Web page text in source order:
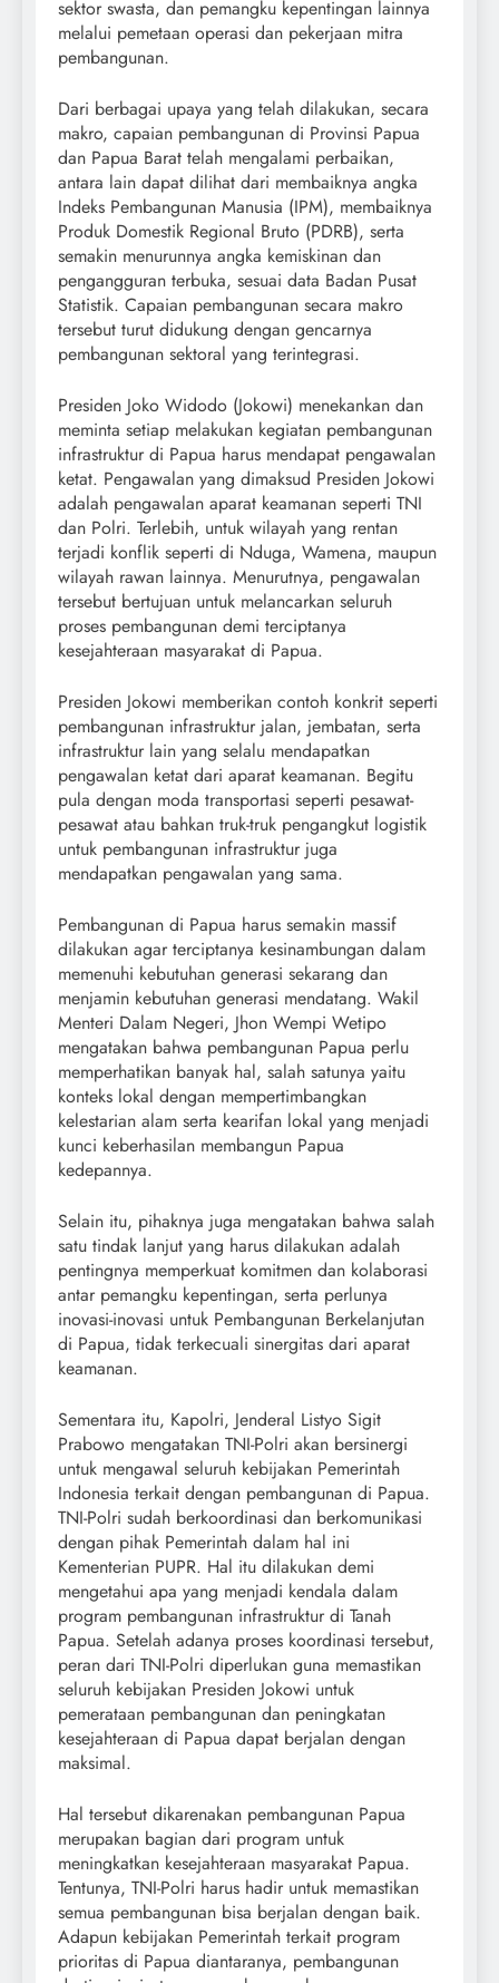
sektor swasta, dan pemangku kepentingan lainnya
melalui pemetaan operasi dan pekerjaan mitra
pembangunan.
Dari berbagai upaya yang telah dilakukan, secara
makro, capaian pembangunan di Provinsi Papua
dan Papua Barat telah mengalami perbaikan,
antara lain dapat dilihat dari membaiknya angka
Indeks Pembangunan Manusia (IPM), membaiknya
Produk Domestik Regional Bruto (PDRB), serta
semakin menurunnya angka kemiskinan dan
pengangguran terbuka, sesuai data Badan Pusat
Statistik. Capaian pembangunan secara makro
tersebut turut didukung dengan gencarnya
pembangunan sektoral yang terintegrasi.
Presiden Joko Widodo (Jokowi) menekankan dan
meminta setiap melakukan kegiatan pembangunan
infrastruktur di Papua harus mendapat pengawalan
ketat. Pengawalan yang dimaksud Presiden Jokowi
adalah pengawalan aparat keamanan seperti TNI
dan Polri. Terlebih, untuk wilayah yang rentan
terjadi konflik seperti di Nduga, Wamena, maupun
wilayah rawan lainnya. Menurutnya, pengawalan
tersebut bertujuan untuk melancarkan seluruh
proses pembangunan demi terciptanya
kesejahteraan masyarakat di Papua.
Presiden Jokowi memberikan contoh konkrit seperti
pembangunan infrastruktur jalan, jembatan, serta
infrastruktur lain yang selalu mendapatkan
pengawalan ketat dari aparat keamanan. Begitu
pula dengan moda transportasi seperti pesawat-
pesawat atau bahkan truk-truk pengangkut logistik
untuk pembangunan infrastruktur juga
mendapatkan pengawalan yang sama.
Pembangunan di Papua harus semakin massif
dilakukan agar terciptanya kesinambungan dalam
memenuhi kebutuhan generasi sekarang dan
menjamin kebutuhan generasi mendatang. Wakil
Menteri Dalam Negeri, Jhon Wempi Wetipo
mengatakan bahwa pembangunan Papua perlu
memperhatikan banyak hal, salah satunya yaitu
konteks lokal dengan mempertimbangkan
kelestarian alam serta kearifan lokal yang menjadi
kunci keberhasilan membangun Papua
kedepannya.
Selain itu, pihaknya juga mengatakan bahwa salah
satu tindak lanjut yang harus dilakukan adalah
pentingnya memperkuat komitmen dan kolaborasi
antar pemangku kepentingan, serta perlunya
inovasi-inovasi untuk Pembangunan Berkelanjutan
di Papua, tidak terkecuali sinergitas dari aparat
keamanan.
Sementara itu, Kapolri, Jenderal Listyo Sigit
Prabowo mengatakan TNI-Polri akan bersinergi
untuk mengawal seluruh kebijakan Pemerintah
Indonesia terkait dengan pembangunan di Papua.
TNI-Polri sudah berkoordinasi dan berkomunikasi
dengan pihak Pemerintah dalam hal ini
Kementerian PUPR. Hal itu dilakukan demi
mengetahui apa yang menjadi kendala dalam
program pembangunan infrastruktur di Tanah
Papua. Setelah adanya proses koordinasi tersebut,
peran dari TNI-Polri diperlukan guna memastikan
seluruh kebijakan Presiden Jokowi untuk
pemerataan pembangunan dan peningkatan
kesejahteraan di Papua dapat berjalan dengan
maksimal.
Hal tersebut dikarenakan pembangunan Papua
merupakan bagian dari program untuk
meningkatkan kesejahteraan masyarakat Papua.
Tentunya, TNI-Polri harus hadir untuk memastikan
semua pembangunan bisa berjalan dengan baik.
Adapun kebijakan Pemerintah terkait program
prioritas di Papua diantaranya, pembangunan